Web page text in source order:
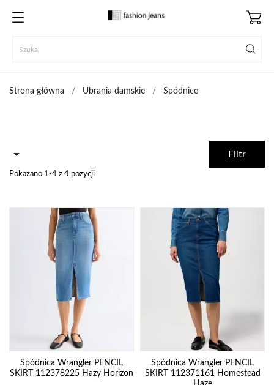
Strona główna Ubrania damskie Spódnice
 Filtr
Pokazano 1-4 z 4 pozycji
Spódnica Wrangler PENCIL
SKIRT 112378225 Hazy Horizon
Spódnica Wrangler PENCIL
SKIRT 112371161 Homestead